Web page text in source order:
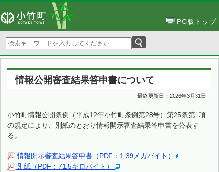
PC版トップ
情報公開審査結果答申書について
最終更新日：2026年3月31日
小竹町情報公開条例（平成12年小竹町条例第28号）第25条第1項
の規定により、別紙のとおり情報開示審査結果答申書を公表す
る。
情報開示審査結果答申書（PDF：1.39メガバイト）
別紙（PDF：71.5キロバイト）